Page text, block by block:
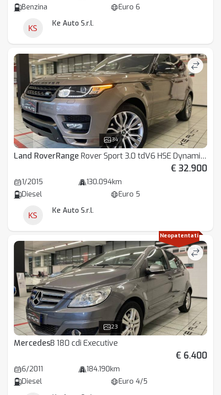
Benzina
Euro 6
Ke Auto S.r.l.
34
Land RoverRange Rover Sport 3.0 tdV6 HSE Dynamic auto
€ 32.900
1/2015
130.094km
Diesel
Euro 5
Ke Auto S.r.l.
23
Neopatentati
MercedesB 180 cdi Executive
€ 6.400
6/2011
184.190km
Diesel
Euro 4/5